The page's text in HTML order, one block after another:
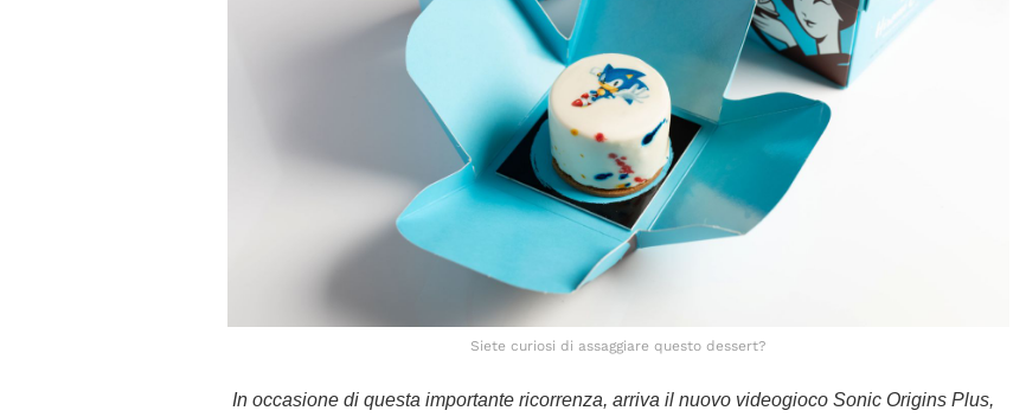
Siete curiosi di assaggiare questo dessert?
In occasione di questa importante ricorrenza, arriva il nuovo videogioco Sonic Origins Plus,